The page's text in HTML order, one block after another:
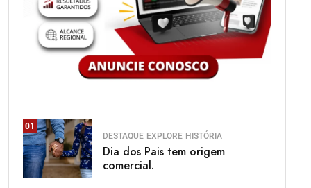
01
DESTAQUE EXPLORE HISTÓRIA
Dia dos Pais tem origem
comercial.